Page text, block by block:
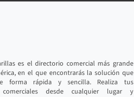
es el directorio comercial más grande
en el que encontrarás la solución que
forma rápida y sencilla. Realiza tus
comerciales desde cualquier lugar y